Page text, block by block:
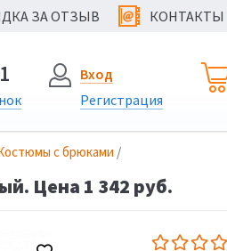
ЗА ОТЗЫВ @ КОНТАКТЫ
Вход
Регистрация
с брюками /
Цена 1 342 руб.